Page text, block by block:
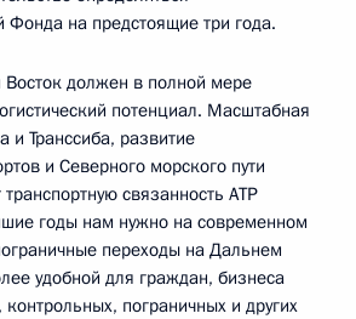
Фонда на предстоящие три года.
Восток должен в полной мере
потенциал. Масштабная
Транссиба, развитие
и Северного морского пути
связанность АТР
годы нам нужно на современном
переходы на Дальнем
удобной для граждан, бизнеса
пограничных и других